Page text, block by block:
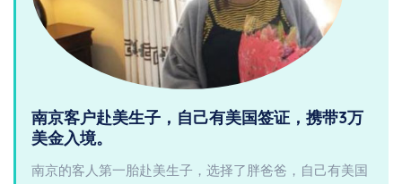
南京客户赴美生子，自己有美国签证，携带3万
美金入境。
南京的客人第一胎赴美生子，选择了胖爸爸，自己有美国